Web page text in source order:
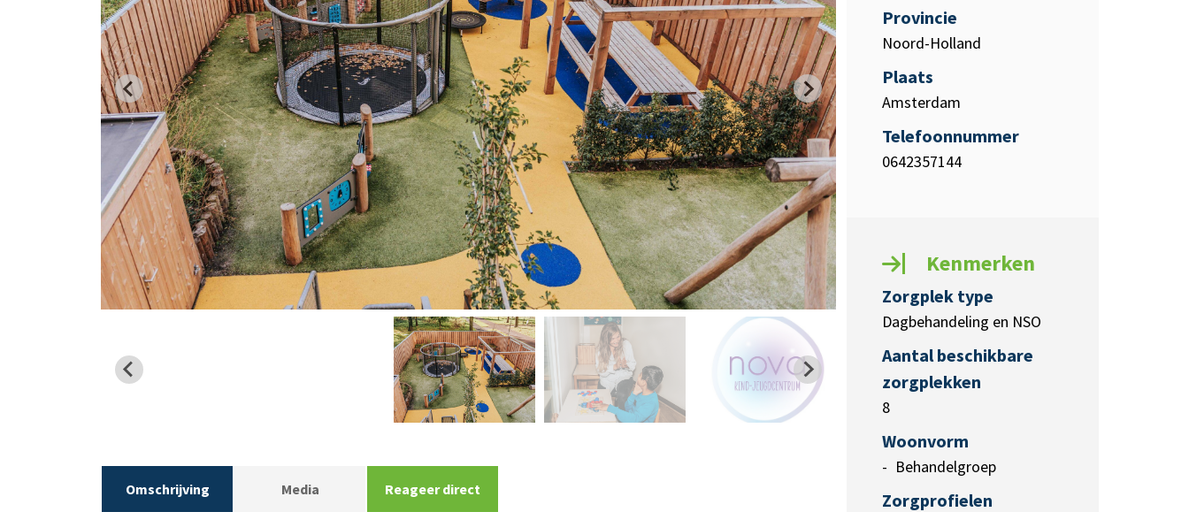
Omschrijving Media Reageer direct
Provincie
Noord-Holland
Plaats
Amsterdam
Telefoonnummer
0642357144
Kenmerken
Zorgplek type
Dagbehandeling en NSO
Aantal beschikbare
zorgplekken
8
Woonvorm
Behandelgroep
Zorgprofielen